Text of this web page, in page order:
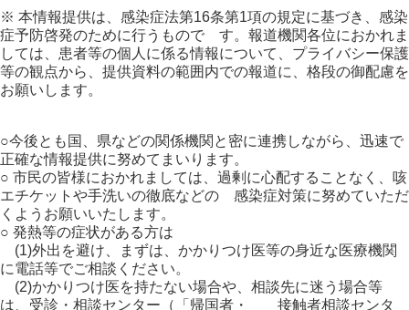
※ 本情報提供は、感染症法第16条第1項の規定に基づき、感染
症予防啓発のために行うもので す。報道機関各位におかれま
しては、患者等の個人に係る情報について、プライバシー保護
等の観点から、提供資料の範囲内での報道に、格段の御配慮を
お願いします。
○今後とも国、県などの関係機関と密に連携しながら、迅速で
正確な情報提供に努めてまいります。
○ 市民の皆様におかれましては、過剰に心配することなく、咳
エチケットや手洗いの徹底などの 感染症対策に努めていただ
くようお願いいたします。
○ 発熱等の症状がある方は
(1)外出を避け、まずは、かかりつけ医等の身近な医療機関
に電話等でご相談ください。
(2)かかりつけ医を持たない場合や、相談先に迷う場合等
は、受診・相談センター（「帰国者・ 接触者相談センタ